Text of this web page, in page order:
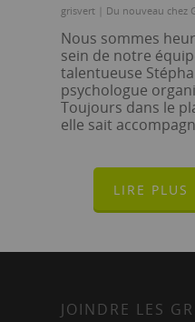
grisvert Du nouveau chez
Nous sommes
sein de notre
talentueuse
psychologue
Toujours dans le
elle sait
LIRE PLUS
JOINDRE LES